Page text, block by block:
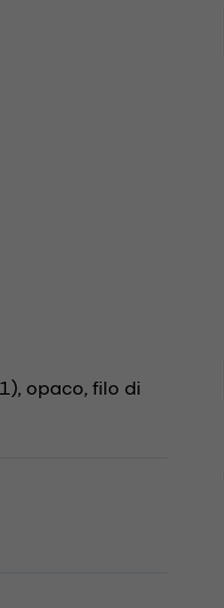
opaco, filo di